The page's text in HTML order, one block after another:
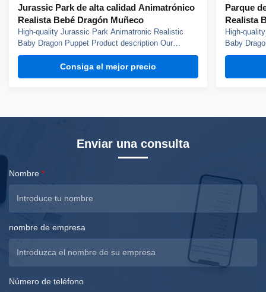
Jurassic Park de alta calidad Animatrónico
Realista Bebé Dragón Muñeco
High-quality Jurassic Park Animatronic Realistic
Baby Dragon Puppet Product description Our
dinosaur puppet weights about 3kg, it can blink,
open mouth and roar, control by hand. You can
choose silicone skin or fabric skin, silicone skin is
Consiga el mejor precio
Parque
Realista
High-
Baby
dinosaur
choose
Enviar una consulta
Nombre *
nombre de empresa
Número de teléfono